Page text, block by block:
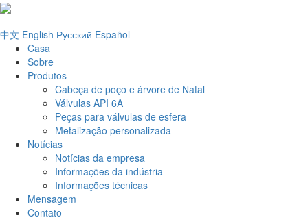
中文 English Русский Español
Casa
Sobre
Produtos
Cabeça de poço e árvore de Natal
Válvulas API 6A
Peças para válvulas de esfera
Metalização personalizada
Notícias
Notícias da empresa
Informações da indústria
Informações técnicas
Mensagem
Contato